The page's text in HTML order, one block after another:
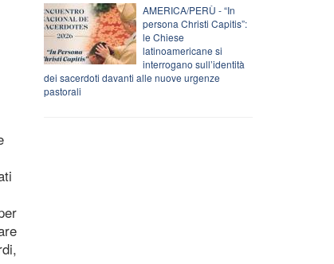
AMERICA/PERÙ - “In
persona Christi Capitis”:
le Chiese
latinoamericane si
interrogano sull’identità
dei sacerdoti davanti alle nuove urgenze
pastorali